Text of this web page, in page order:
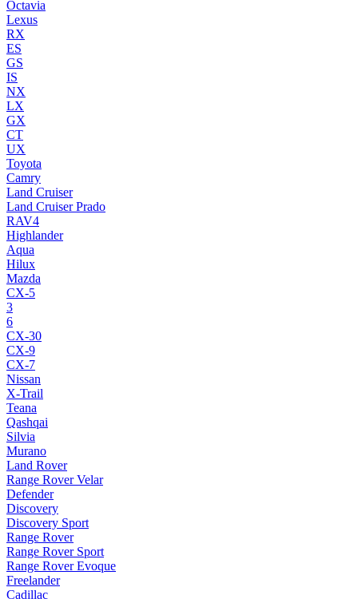
Octavia
Lexus
RX
ES
GS
IS
NX
LX
GX
CT
UX
Toyota
Camry
Land Cruiser
Land Cruiser Prado
RAV4
Highlander
Aqua
Hilux
Mazda
CX-5
3
6
CX-30
CX-9
CX-7
Nissan
X-Trail
Teana
Qashqai
Silvia
Murano
Land Rover
Range Rover Velar
Defender
Discovery
Discovery Sport
Range Rover
Range Rover Sport
Range Rover Evoque
Freelander
Cadillac